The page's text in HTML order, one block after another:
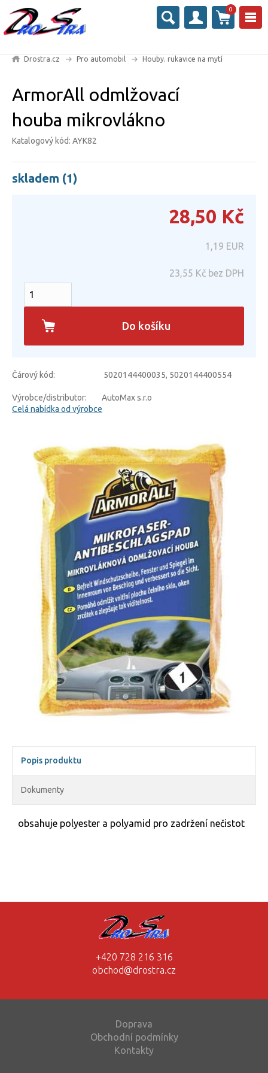
0
Drostra.cz Pro automobil Houby. rukavice na mytí
ArmorAll odmlžovací
houba mikrovlákno
Katalogový kód: AYK82
skladem (1)
28,50 Kč
1,19 EUR
23,55 Kč bez DPH
Do košíku
Čárový kód: 5020144400035, 5020144400554
Výrobce/distributor:
AutoMax s.r.o
Celá nabídka od výrobce
Popis produktu
Dokumenty
obsahuje polyester a polyamid pro zadržení nečistot
+420 728 216 316
obchod@drostra.cz
Doprava
Obchodní podmínky
Kontakty